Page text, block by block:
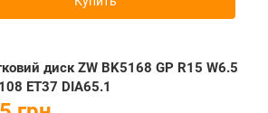
диск ZW BK5168 GP R15 W6.5
ET37 DIA65.1